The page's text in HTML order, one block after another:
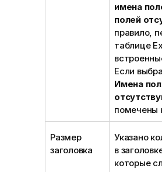
имена
полей
правило,
таблице
Если
Имена
помечены
Размер
заголовка
Указано
в
которые